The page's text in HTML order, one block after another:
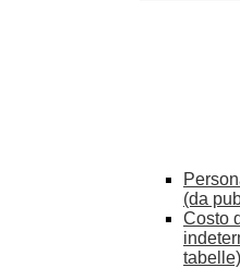
(da
Costo
tabelle)